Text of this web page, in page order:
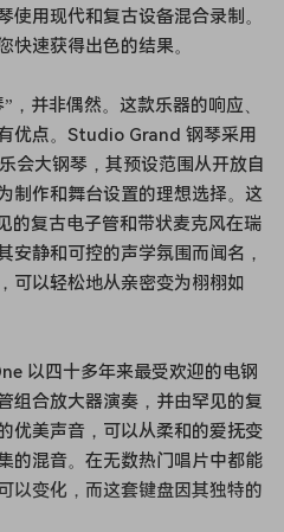
用现代和复古设备混合录制。
快速获得出色的结果。
，并非偶然。这款乐器的响应、
优点。Studio Grand 钢琴采用
会大钢琴，其预设范围从开放自
制作和舞台设置的理想选择。这
复古电子管和带状麦克风在瑞
安静和可控的声学氛围而闻名，
可以轻松地从亲密变为栩栩如
以四十多年来最受欢迎的电钢
组合放大器演奏，并由罕见的复
优美声音，可以从柔和的爱抚变
的混音。在无数热门唱片中都能
以变化，而这套键盘因其独特的